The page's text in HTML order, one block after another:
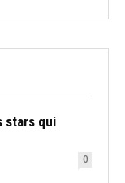
stars qui
0